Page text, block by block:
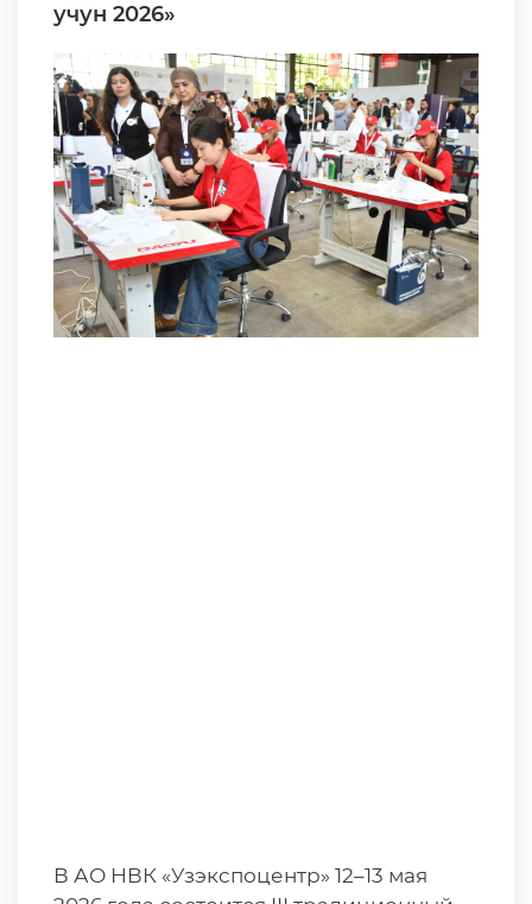
учун 2026»
В АО НВК «Узэкспоцентр» 12–13 мая